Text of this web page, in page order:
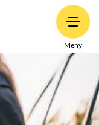
Meny